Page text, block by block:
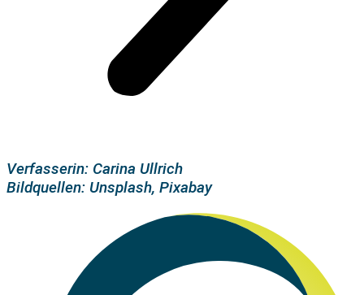
Verfasserin: Carina Ullrich
Bildquellen: Unsplash, Pixabay